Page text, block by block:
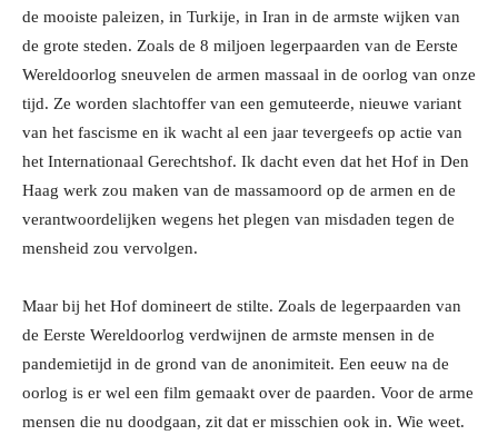
de mooiste paleizen, in Turkije, in Iran in de armste wijken van
de grote steden. Zoals de 8 miljoen legerpaarden van de Eerste
Wereldoorlog sneuvelen de armen massaal in de oorlog van onze
tijd. Ze worden slachtoffer van een gemuteerde, nieuwe variant
van het fascisme en ik wacht al een jaar tevergeefs op actie van
het Internationaal Gerechtshof. Ik dacht even dat het Hof in Den
Haag werk zou maken van de massamoord op de armen en de
verantwoordelijken wegens het plegen van misdaden tegen de
mensheid zou vervolgen.
Maar bij het Hof domineert de stilte. Zoals de legerpaarden van
de Eerste Wereldoorlog verdwijnen de armste mensen in de
pandemietijd in de grond van de anonimiteit. Een eeuw na de
oorlog is er wel een film gemaakt over de paarden. Voor de arme
mensen die nu doodgaan, zit dat er misschien ook in. Wie weet.